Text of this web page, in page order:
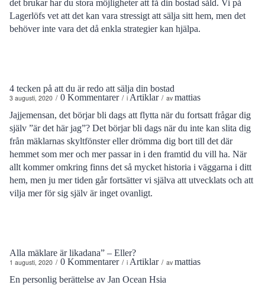
det brukar har du stora möjligheter att få din bostad såld. Vi på
Lagerlöfs vet att det kan vara stressigt att sälja sitt hem, men det
behöver inte vara det då enkla strategier kan hjälpa.
4 tecken på att du är redo att sälja din bostad
3 augusti, 2020 / 0 Kommentarer / i Artiklar / av mattias
Jajjemensan, det börjar bli dags att flytta när du fortsatt frågar dig
själv ”är det här jag”? Det börjar bli dags när du inte kan slita dig
från mäklarnas skyltfönster eller drömma dig bort till det där
hemmet som mer och mer passar in i den framtid du vill ha. När
allt kommer omkring finns det så mycket historia i väggarna i ditt
hem, men ju mer tiden går fortsätter vi själva att utvecklats och att
vilja mer för sig själv är inget ovanligt.
Alla mäklare är likadana” – Eller?
1 augusti, 2020 / 0 Kommentarer / i Artiklar / av mattias
En personlig berättelse av Jan Ocean Hsia